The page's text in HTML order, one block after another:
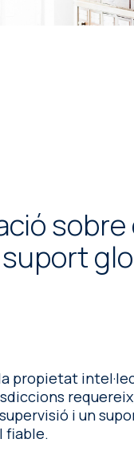
sobre
propietat
requereix
i un
fiable.